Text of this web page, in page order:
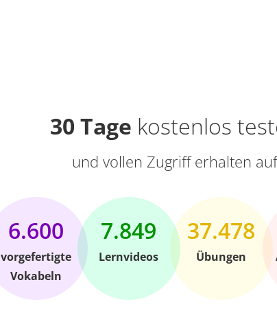
30 Tage kostenlos
und vollen Zugriff erhalten auf
6.600
vorgefertigte
Vokabeln
7.849
Lernvideos
37.478
Übungen